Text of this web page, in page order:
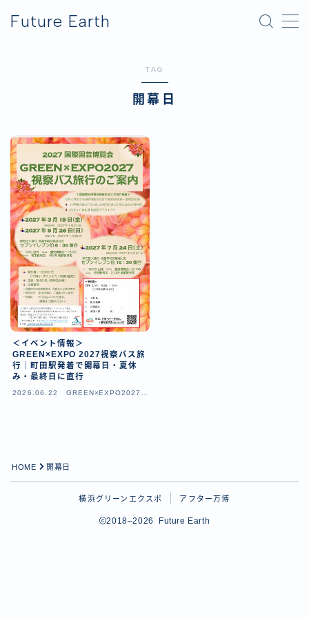
Future Earth
TAG
開幕日
＜イベント情報＞
GREEN×EXPO 2027視察バス旅
行｜町田駅発着で開幕日・夏休
み・最終日に直行
2026.06.22
GREEN×EXPO2027（
HOME 開幕日
横浜グリーンエクスポ アフター万博
2018–2026 Future Earth